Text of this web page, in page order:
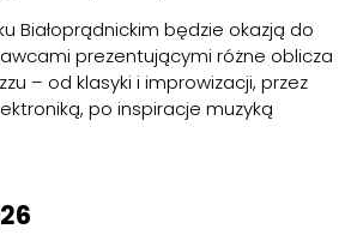
Białoprądnickim będzie okazją do
prezentującymi różne oblicza
– od klasyki i improwizacji, przez
po inspiracje muzyką